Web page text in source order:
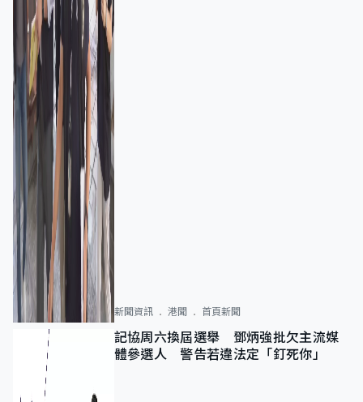
新聞資訊 港聞 首頁新聞
記協周六換屆選舉 鄧炳強批欠主流媒
體參選人 警告若違法定「釘死你」